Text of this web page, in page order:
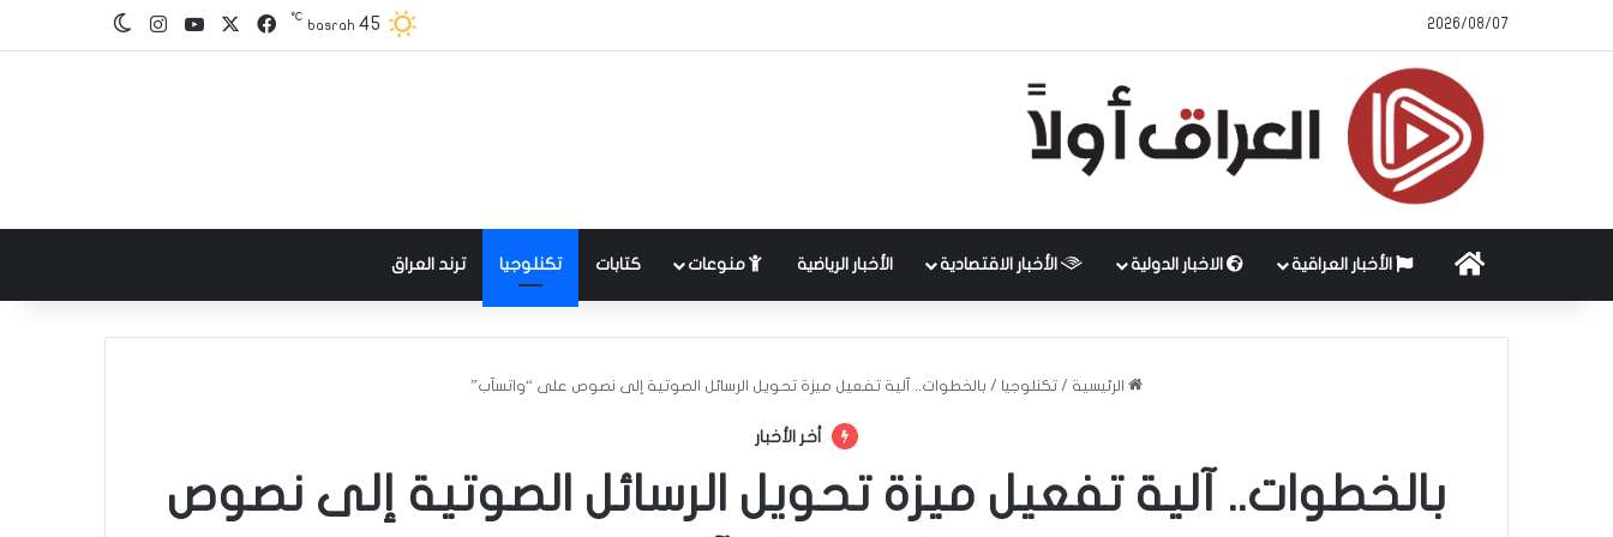
2026/08/07
basrah 45
℃ فيسبوك‫YouTube
انستقرامالوضع المظلم
الرئيسية الأخبار العراقية الاخبار الدولية الأخبار الاقتصادية الأخبار الرياضية منوعات كتابات تكنلوجيا ترند العراق
الرئيسية / تكنلوجيا / بالخطوات.. آلية تفعيل ميزة تحويل الرسائل الصوتية إلى نصوص على “واتسآب”
أخر الأخبار
بالخطوات.. آلية تفعيل ميزة تحويل الرسائل الصوتية إلى نصوص